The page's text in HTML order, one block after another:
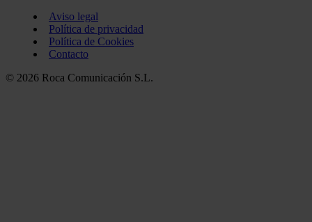
Aviso legal
Política de privacidad
Política de Cookies
Contacto
© 2026 Roca Comunicación S.L.